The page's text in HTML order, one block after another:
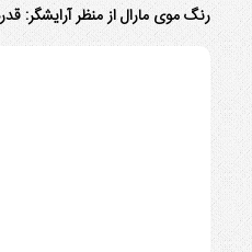
رنگ موی مارال از منظر آرایشگر: